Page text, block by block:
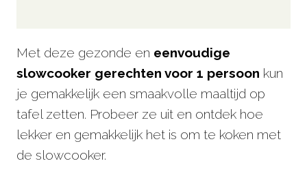
Met deze gezonde en eenvoudige
slowcooker gerechten voor 1 persoon kun
je gemakkelijk een smaakvolle maaltijd op
tafel zetten. Probeer ze uit en ontdek hoe
lekker en gemakkelijk het is om te koken met
de slowcooker.